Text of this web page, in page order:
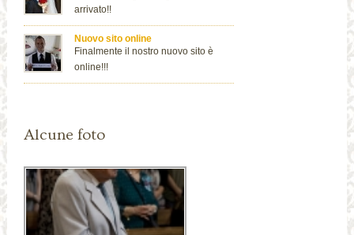
arrivato!!
Nuovo sito online
Finalmente il nostro nuovo sito è
online!!!
Alcune foto